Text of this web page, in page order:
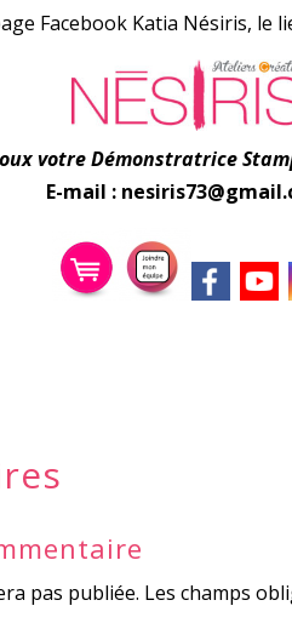
Facebook Katia Nésiris, le
votre Démonstratrice
E-mail :
pas publiée. Les champs